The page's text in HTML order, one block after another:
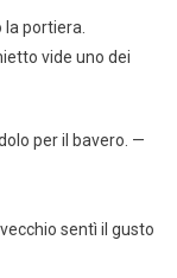
portiera.
vide uno dei
per il bavero. —
sentì il gusto